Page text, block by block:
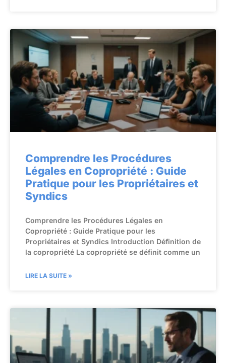
Comprendre les Procédures
Légales en Copropriété : Guide
Pratique pour les Propriétaires et
Syndics
Comprendre les Procédures Légales en
Copropriété : Guide Pratique pour les
Propriétaires et Syndics Introduction Définition de
la copropriété La copropriété se définit comme un
LIRE LA SUITE »